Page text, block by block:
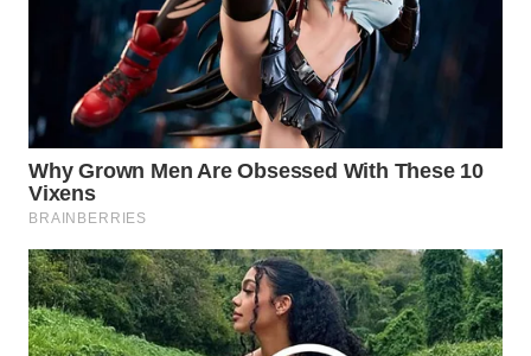
Media
Group
WAHANA
NEWS
WAHANA
TANI